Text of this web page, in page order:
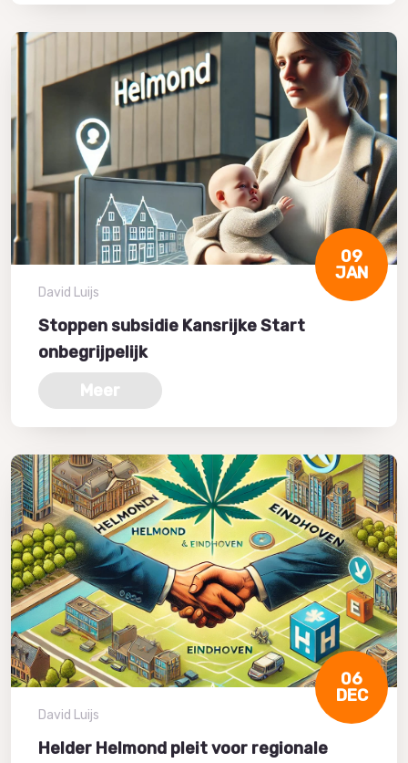
09
JAN
David Luijs
Stoppen subsidie Kansrijke Start
onbegrijpelijk
Meer
06
DEC
David Luijs
Helder Helmond pleit voor regionale